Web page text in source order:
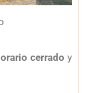
cerrado y